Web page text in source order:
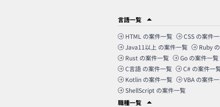
言語一覧
HTML の案件一覧 CSS の案件
Java11以上 の案件一覧 Ruby
Rust の案件一覧 Go の案件一覧
C言語 の案件一覧 C# の案件一
Kotlin の案件一覧 VBA の案件
ShellScript の案件一覧
職種一覧